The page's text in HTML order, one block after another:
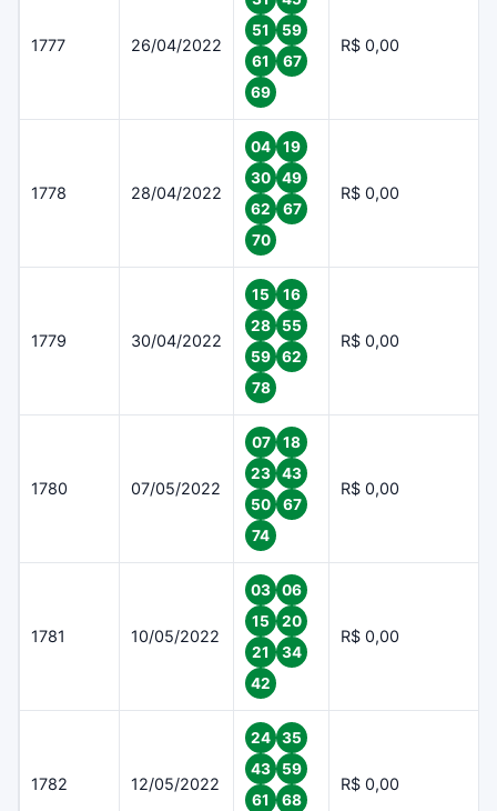
1777 26/04/2022
51
59
61
67
69
R$ 0,00
1778 28/04/2022
04
19
30
49
62
67
70
R$ 0,00
1779 30/04/2022
15
16
28
55
59
62
78
R$ 0,00
1780 07/05/2022
07
18
23
43
50
67
74
R$ 0,00
1781 10/05/2022
03
06
15
20
21
34
42
R$ 0,00
1782 12/05/2022
24
35
43
59
61
68
R$ 0,00